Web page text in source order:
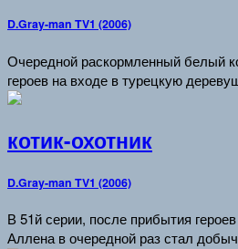
D.Gray-man TV1 (2006)
Очередной раскормленный белый
героев на входе в турецкую
котик-охотник
D.Gray-man TV1 (2006)
В 51й серии, после прибытия
Аллена в очередной раз стал